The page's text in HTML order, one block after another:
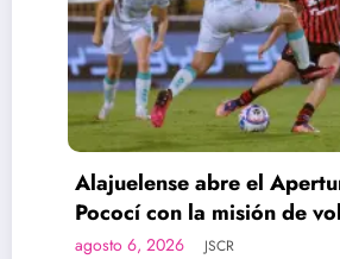
Alajuelense abre el
Pococí con la misión de
protagonismo
agosto 6, 2026 JSCR